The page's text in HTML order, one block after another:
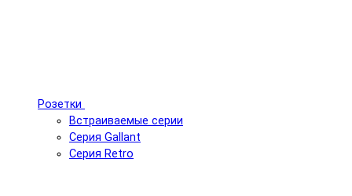
Розетки
Встраиваемые серии
Серия Gallant
Серия Retro